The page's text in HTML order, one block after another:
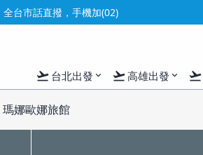
全台市話直撥，手機加(02)
flight_takeoff 台北出發 expand_more flight_takeoff高雄出發 expand_more flight_takeoff
瑪娜歐娜旅館